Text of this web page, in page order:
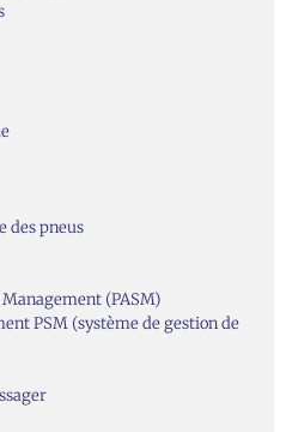
des pneus
(PASM)
PSM (système de gestion de